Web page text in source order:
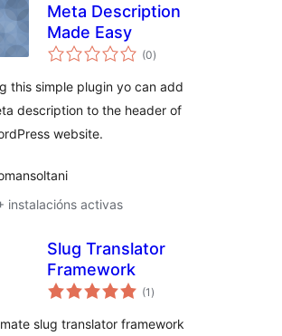
Meta Description
Made Easy
(0valoracións
totais
)
this simple plugin yo can add
description to the header of
website.
instalacións activas
Slug Translator
Framework
(1 valoracións
totais
)
slug translator framework